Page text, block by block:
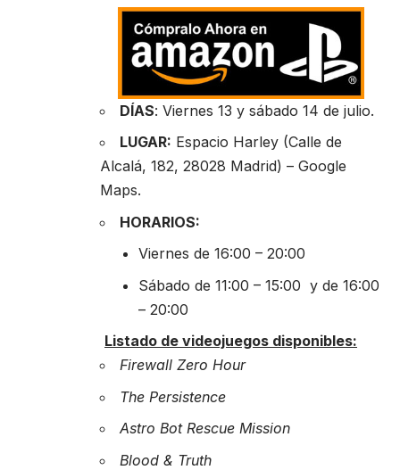
DÍAS: Viernes 13 y sábado 14 de julio.
LUGAR: Espacio Harley (Calle de
Alcalá, 182, 28028 Madrid) – Google
Maps.
HORARIOS:
Viernes de 16:00 – 20:00
Sábado de 11:00 – 15:00 y de 16:00
– 20:00
Listado de videojuegos disponibles:
Firewall Zero Hour
The Persistence
Astro Bot Rescue Mission
Blood & Truth